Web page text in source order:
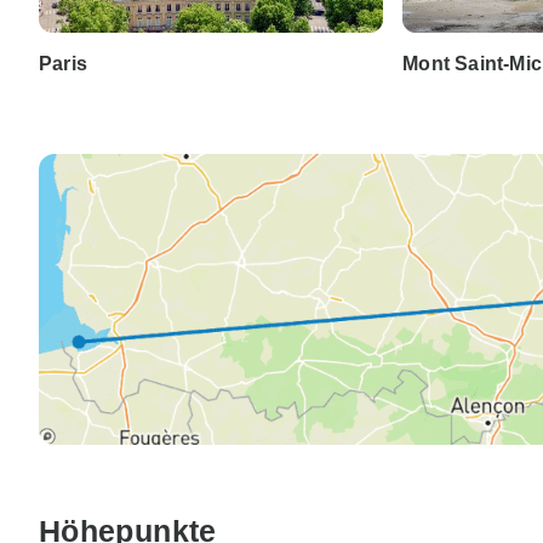
Paris Mont Saint-
Höhepunkte